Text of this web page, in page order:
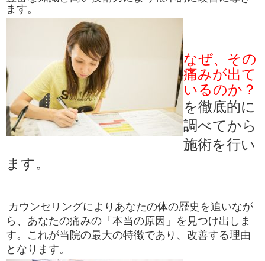
ます。
なぜ、その
痛みが出て
いるのか？
を徹底的に
調べてから
施術を行い
ます。
カウンセリングによりあなたの体の歴史を追いなが
ら、あなたの痛みの「本当の原因」を見つけ出しま
す。これが当院の最大の特徴であり、改善する理由
となります。